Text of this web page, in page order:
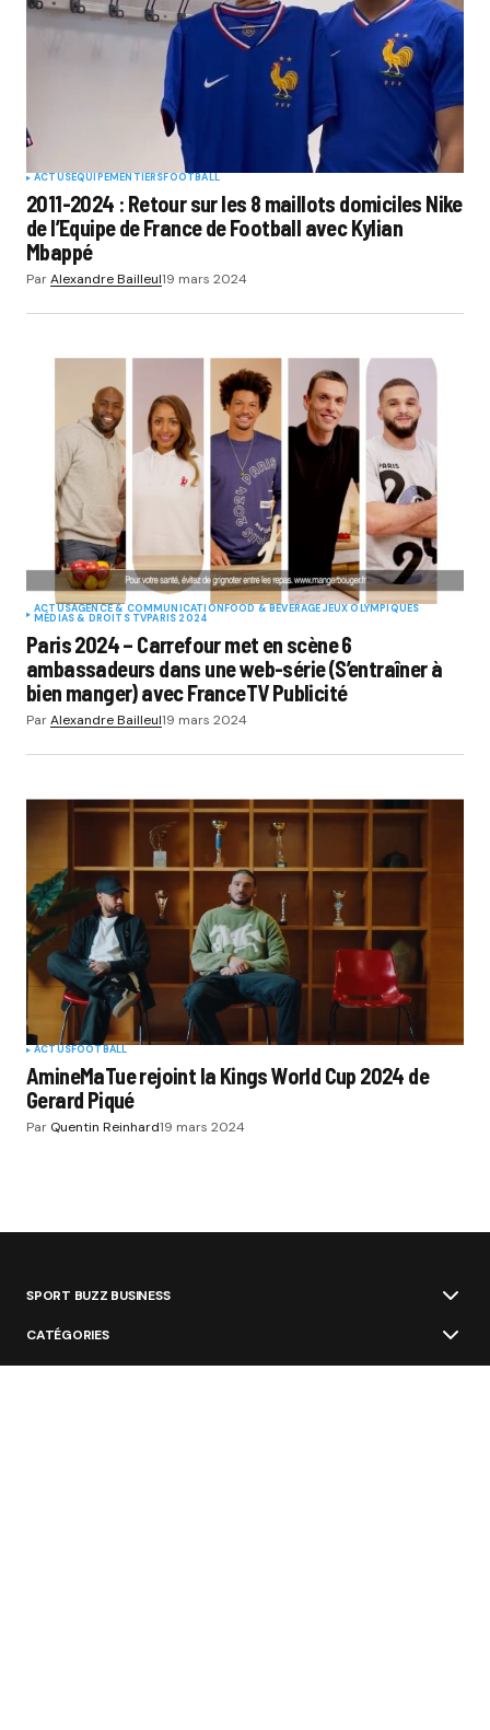
ACTUSEQUIPEMENTIERSFOOTBALL
2011-2024 : Retour sur les 8 maillots domiciles Nike
de l’Equipe de France de Football avec Kylian
Mbappé
ParAlexandre Bailleul19 mars 2024
ACTUSAGENCE & COMMUNICATION FOOD & BEVERAGEJEUX OLYMPIQUES
MÉDIAS & DROITS TVPARIS 2024
Paris 2024 – Carrefour met en scène 6
ambassadeurs dans une web-série (S’entraîner à
bien manger) avec FranceTV Publicité
ParAlexandre Bailleul19 mars 2024
ACTUSFOOTBALL
AmineMaTue rejoint la Kings World Cup 2024 de
Gerard Piqué
Par Quentin Reinhard19 mars 2024
SPORT BUZZ BUSINESS
CATÉGORIES